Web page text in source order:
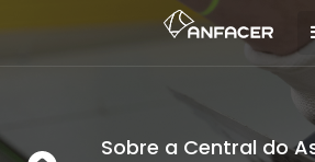
Sobre a Central do